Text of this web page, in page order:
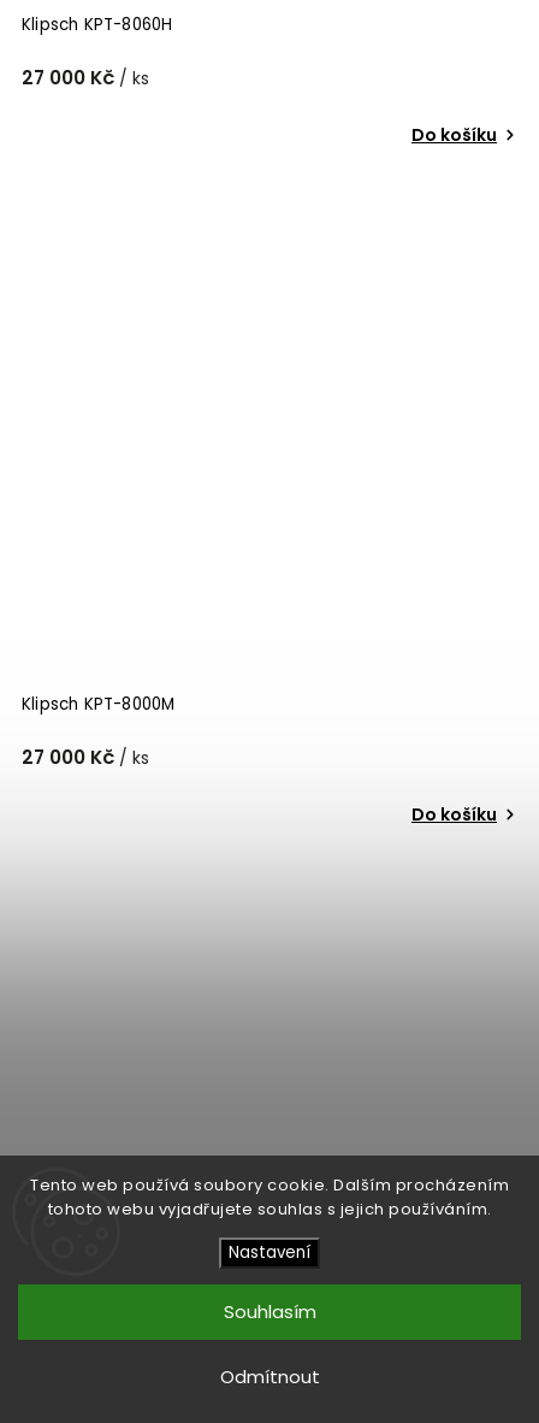
Tento web používá soubory cookie. Dalším procházením
tohoto webu vyjadřujete souhlas s jejich používáním.
Nastavení
Odmítnout
Souhlasím
Klipsch KPT-8060H
27 000 Kč / ks
Do košíku
Klipsch KPT-8000M
27 000 Kč / ks
Do košíku